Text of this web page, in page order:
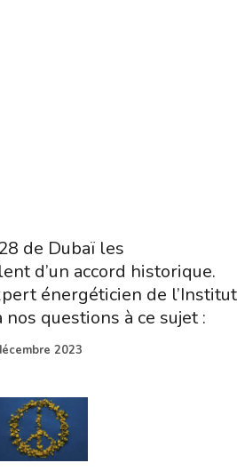
de Dubaï les
d’un accord historique.
énergéticien de l’Institut
questions à ce sujet :
2023